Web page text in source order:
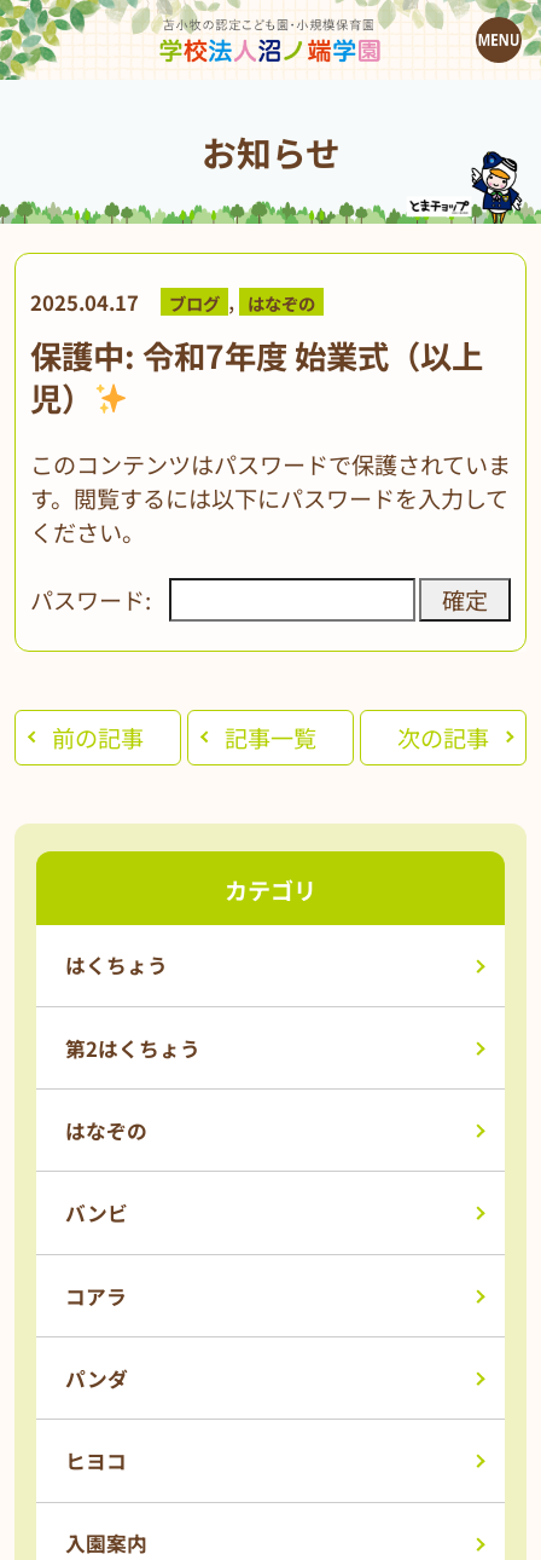
お知らせ
2025.04.17 ブログ , はなぞの
保護中: 令和7年度 始業式（以上
児）
このコンテンツはパスワードで保護されていま
す。閲覧するには以下にパスワードを入力して
ください。
パスワード:
前の記事 記事一覧 次の記事
カテゴリ
はくちょう
第2はくちょう
はなぞの
バンビ
コアラ
パンダ
ヒヨコ
入園案内